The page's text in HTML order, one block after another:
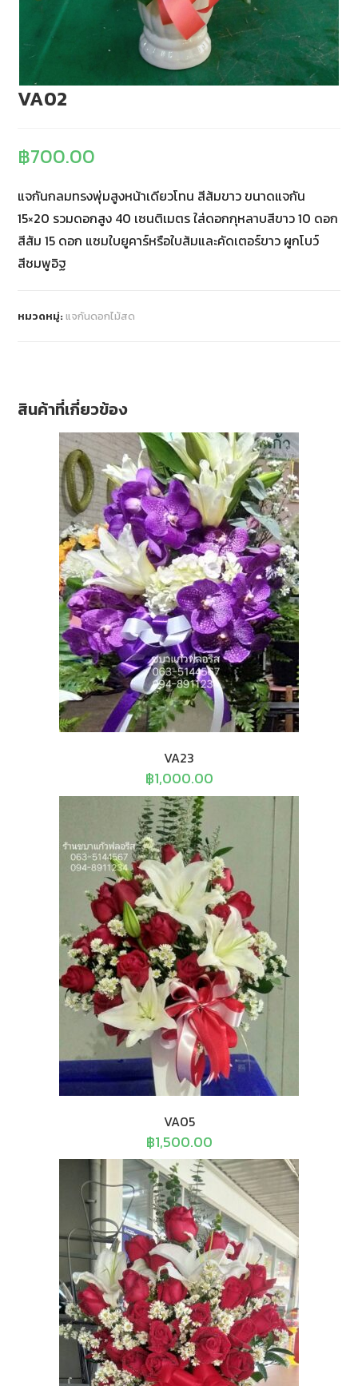
VA02
฿700.00
แจกันกลมทรงพุ่มสูงหน้าเดียวโทน สีส้มขาว ขนาดแจกัน
15×20 รวมดอกสูง 40 เซนติเมตร ใส่ดอกกุหลาบสีขาว 10 ดอก
สีสัม 15 ดอก แซมใบยูคาร์หรือใบส้มและคัดเตอร์ขาว ผูกโบว์
สีชมพูอิฐ
หมวดหมู่:แจกันดอกไม้สด
สินค้าที่เกี่ยวข้อง
VA23
฿1,000.00
VA05
฿1,500.00